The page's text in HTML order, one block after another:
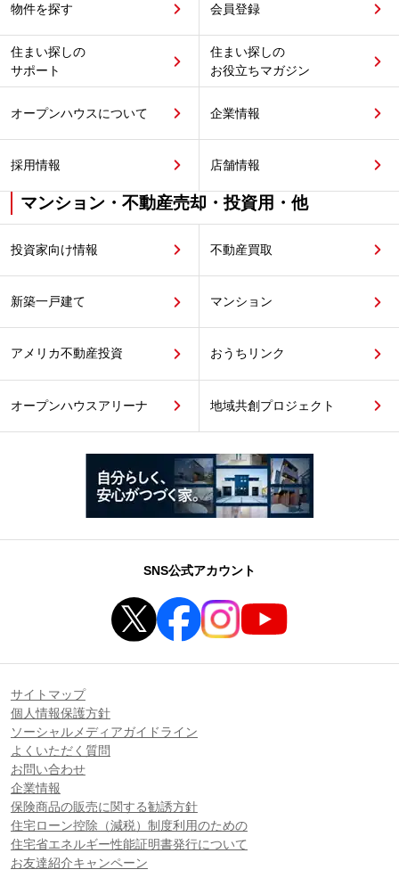
物件を探す 会員登録
住まい探しの
サポート
住まい探しの
お役立ちマガジン
オープンハウスについて 企業情報
採用情報 店舗情報
マンション・不動産売却・投資用・他
投資家向け情報 不動産買取
新築一戸建て マンション
アメリカ不動産投資 おうちリンク
オープンハウスアリーナ 地域共創プロジェクト
SNS公式アカウント
サイトマップ
個人情報保護方針
ソーシャルメディアガイドライン
よくいただく質問
お問い合わせ
企業情報
保険商品の販売に関する勧誘方針
住宅ローン控除（減税）制度利用のための
住宅省エネルギー性能証明書発行について
お友達紹介キャンペーン